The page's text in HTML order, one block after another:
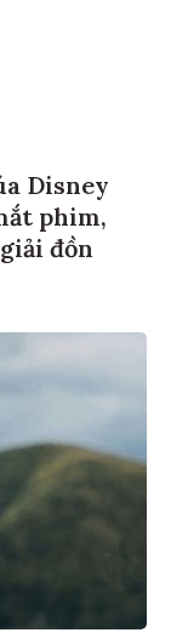
Disney
phim,
đồn